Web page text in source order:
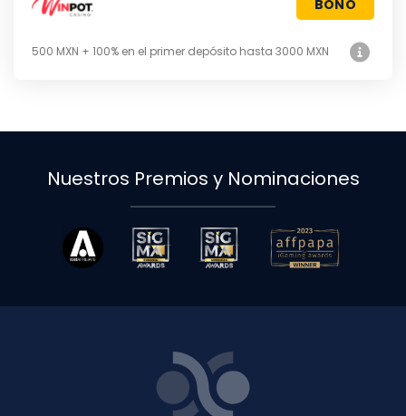
BONO
500 MXN + 100% en el primer depósito hasta 3000 MXN
Nuestros Premios y Nominaciones